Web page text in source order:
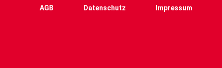
AGB Datenschutz Impressum